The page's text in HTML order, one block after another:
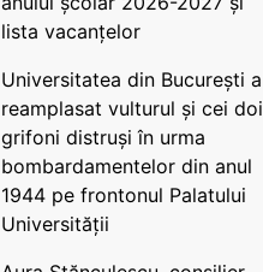
lista vacanțelor
Universitatea din București a
reamplasat vulturul și cei doi
grifoni distruși în urma
bombardamentelor din anul
1944 pe frontonul Palatului
Universității